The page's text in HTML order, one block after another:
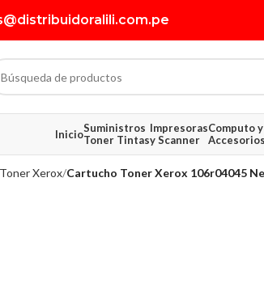
InicioSuministros
Toner Tintas
Impresoras
y Scanner
Computo y
Accesorios
Toner Xerox Cartucho Toner Xerox 106r04045